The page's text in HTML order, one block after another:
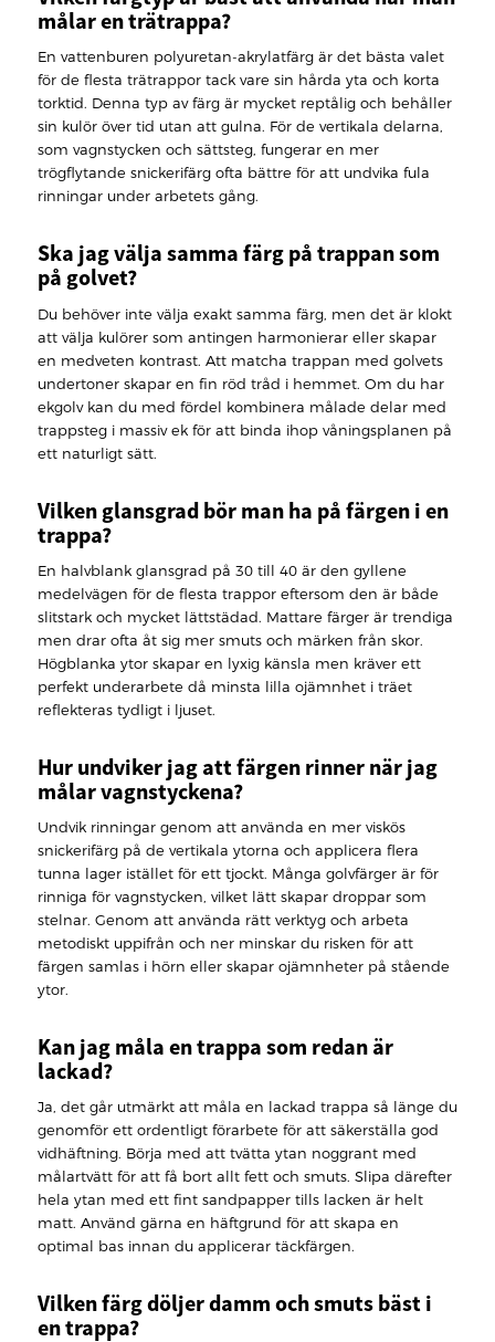
målar en trätrappa?
En vattenburen polyuretan-akrylatfärg är det bästa valet
för de flesta trätrappor tack vare sin hårda yta och korta
torktid. Denna typ av färg är mycket reptålig och behåller
sin kulör över tid utan att gulna. För de vertikala delarna,
som vagnstycken och sättsteg, fungerar en mer
trögflytande snickerifärg ofta bättre för att undvika fula
rinningar under arbetets gång.
Ska jag välja samma färg på trappan som
på golvet?
Du behöver inte välja exakt samma färg, men det är klokt
att välja kulörer som antingen harmonierar eller skapar
en medveten kontrast. Att matcha trappan med golvets
undertoner skapar en fin röd tråd i hemmet. Om du har
ekgolv kan du med fördel kombinera målade delar med
trappsteg i massiv ek för att binda ihop våningsplanen på
ett naturligt sätt.
Vilken glansgrad bör man ha på färgen i en
trappa?
En halvblank glansgrad på 30 till 40 är den gyllene
medelvägen för de flesta trappor eftersom den är både
slitstark och mycket lättstädad. Mattare färger är trendiga
men drar ofta åt sig mer smuts och märken från skor.
Högblanka ytor skapar en lyxig känsla men kräver ett
perfekt underarbete då minsta lilla ojämnhet i träet
reflekteras tydligt i ljuset.
Hur undviker jag att färgen rinner när jag
målar vagnstyckena?
Undvik rinningar genom att använda en mer viskös
snickerifärg på de vertikala ytorna och applicera flera
tunna lager istället för ett tjockt. Många golvfärger är för
rinniga för vagnstycken, vilket lätt skapar droppar som
stelnar. Genom att använda rätt verktyg och arbeta
metodiskt uppifrån och ner minskar du risken för att
färgen samlas i hörn eller skapar ojämnheter på stående
ytor.
Kan jag måla en trappa som redan är
lackad?
Ja, det går utmärkt att måla en lackad trappa så länge du
genomför ett ordentligt förarbete för att säkerställa god
vidhäftning. Börja med att tvätta ytan noggrant med
målartvätt för att få bort allt fett och smuts. Slipa därefter
hela ytan med ett fint sandpapper tills lacken är helt
matt. Använd gärna en häftgrund för att skapa en
optimal bas innan du applicerar täckfärgen.
Vilken färg döljer damm och smuts bäst i
en trappa?